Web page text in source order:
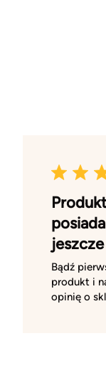
posiada
Bądź
produkt i
opinię o